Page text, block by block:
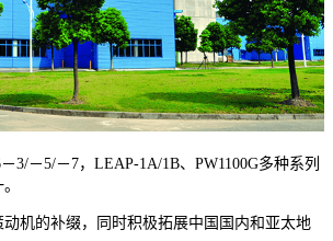
5/－7，LEAP-1A/1B、PW1100G多种系列
的补缀，同时积极拓展中国国内和亚太地